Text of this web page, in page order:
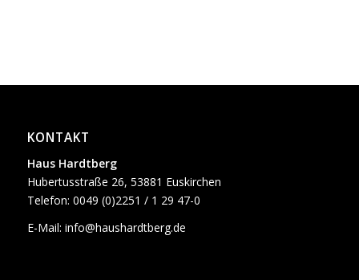
KONTAKT
Haus Hardtberg
Hubertusstraße 26, 53881 Euskirchen
Telefon: 0049 (0)2251 / 1 29 47-0
E-Mail: info@haushardtberg.de